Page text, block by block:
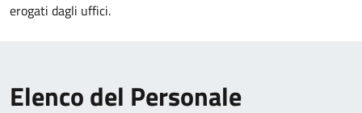
erogati dagli uffici.
Elenco del Personale